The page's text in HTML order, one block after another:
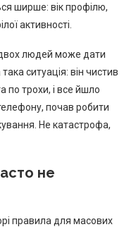
ширше: вік профілю,
активності.
людей може дати
ситуація: він чистив
по трохи, і все йшло
почав робити
Не катастрофа,
не
правила для масових